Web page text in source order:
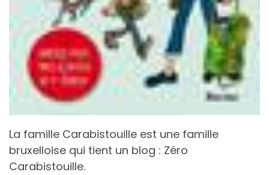
La famille Carabistouille est une famille
bruxelloise qui tient un blog : Zéro
Carabistouille.